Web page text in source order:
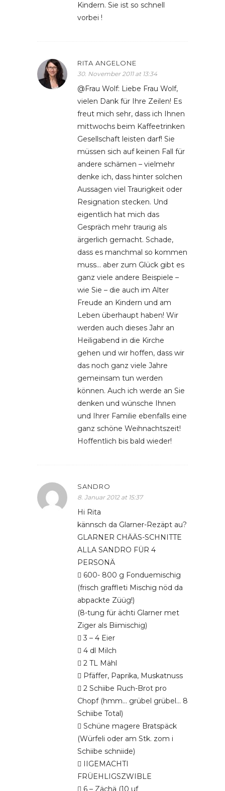
Kindern. Sie ist so schnell
vorbei !
RITA ANGELONE
30. November 2011 at 13:34
@Frau Wolf: Liebe Frau Wolf,
vielen Dank für Ihre Zeilen! Es
freut mich sehr, dass ich Ihnen
mittwochs beim Kaffeetrinken
Gesellschaft leisten darf! Sie
müssen sich auf keinen Fall für
andere schämen – vielmehr
denke ich, dass hinter solchen
Aussagen viel Traurigkeit oder
Resignation stecken. Und
eigentlich hat mich das
Gespräch mehr traurig als
ärgerlich gemacht. Schade,
dass es manchmal so kommen
muss… aber zum Glück gibt es
ganz viele andere Beispiele –
wie Sie – die auch im Alter
Freude an Kindern und am
Leben überhaupt haben! Wir
werden auch dieses Jahr an
Heiligabend in die Kirche
gehen und wir hoffen, dass wir
das noch ganz viele Jahre
gemeinsam tun werden
können. Auch ich werde an Sie
denken und wünsche Ihnen
und Ihrer Familie ebenfalls eine
ganz schöne Weihnachtszeit!
Hoffentlich bis bald wieder!
SANDRO
8. Januar 2012 at 15:37
Hi Rita
kännsch da Glarner-Rezäpt au?
GLARNER CHÄÄS-SCHNITTE
ALLA SANDRO FÜR 4
PERSONÄ
 600- 800 g Fonduemischig
(frisch graffleti Mischig nöd da
abpackte Züüg!)
(8-tung für ächti Glarner met
Ziger als Biimischig)
 3 – 4 Eier
 4 dl Milch
 2 TL Mähl
 Pfäffer, Paprika, Muskatnuss
 2 Schiibe Ruch-Brot pro
Chopf (hmm… grübel grübel… 8
Schiibe Total)
 Schüne magere Bratspäck
(Würfeli oder am Stk. zom i
Schiibe schniide)
 IIGEMACHTI
FRÜEHLIGSZWIBLE
 6 – Zächä (10 uf